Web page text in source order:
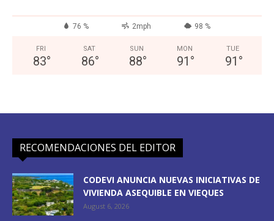
76 % 2mph 98 %
FRI
83°
SAT
86°
SUN
88°
MON
91 °
TUE
91 °
RECOMENDACIONES DEL EDITOR
CODEVI ANUNCIA NUEVAS INICIATIVAS DE
VIVIENDA ASEQUIBLE EN VIEQUES
August 6, 2026